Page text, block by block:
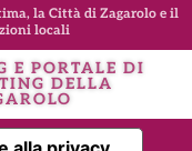
la Città di Zagarolo e il
locali
E PORTALE DI
DELLA